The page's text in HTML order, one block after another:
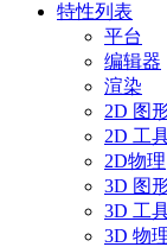
特性列表
平台
编辑器
渲染
2D 图
2D 工
2D物理
3D 图
3D 工
3D 物